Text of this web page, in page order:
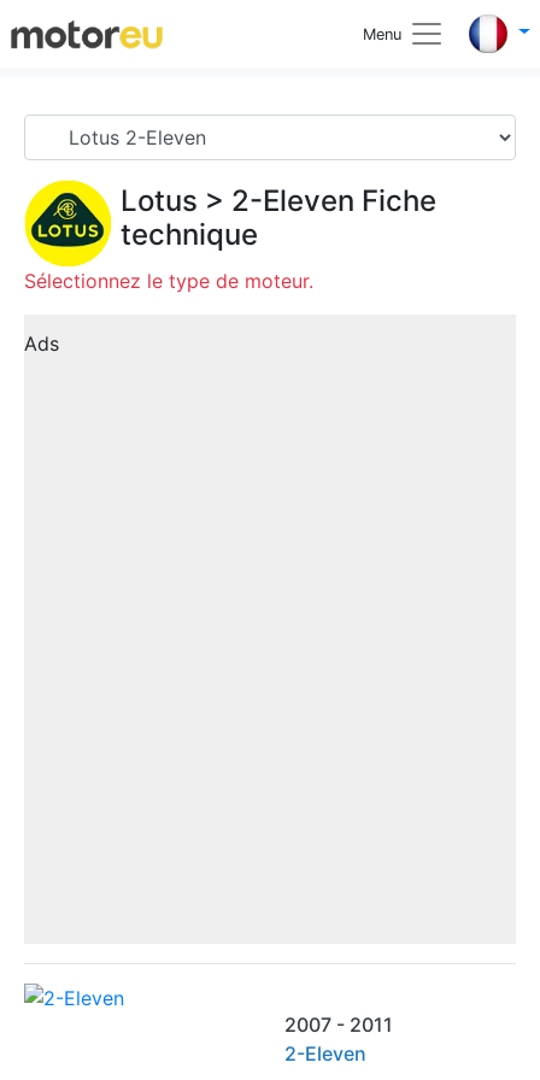
Menu
Lotus > 2-Eleven Fiche
technique
Sélectionnez le type de moteur.
Ads
2007 - 2011
2-Eleven